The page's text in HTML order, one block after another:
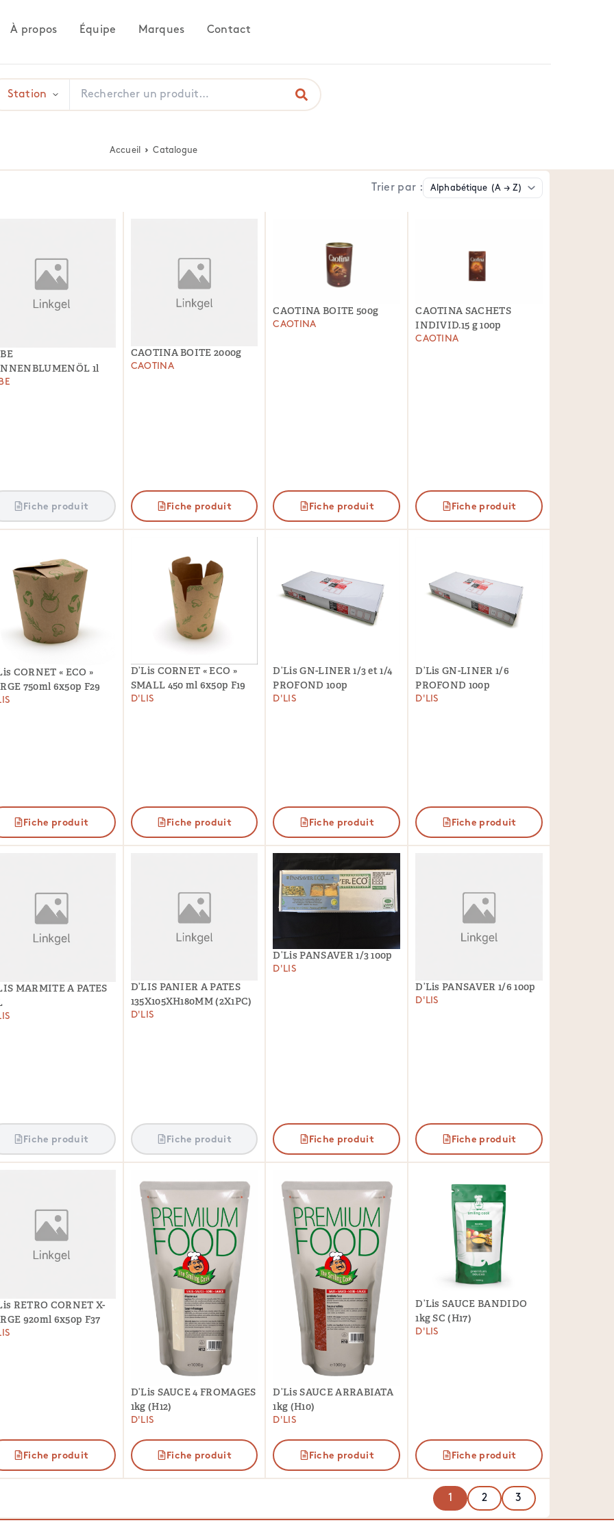
À propos Équipe Marques Contact
Accueil Catalogue
Trier par :
1l
Fiche produit
CAOTINA BOITE 2000g
CAOTINA
Fiche produit
CAOTINA BOITE 500g
CAOTINA
Fiche produit
CAOTINA SACHETS
INDIVID.15 g 100p
CAOTINA
Fiche produit
CORNET « ECO »
750ml 6x50p F29
Fiche produit
D’Lis CORNET « ECO »
SMALL 450 ml 6x50p F19
D'LIS
Fiche produit
D’Lis GN-LINER 1/3 et 1/4
PROFOND 100p
D'LIS
Fiche produit
D’Lis GN-LINER 1/6
PROFOND 100p
D'LIS
Fiche produit
MARMITE A PATES
Fiche produit
D’LIS PANIER A PATES
135X105XH180MM (2X1PC)
D'LIS
Fiche produit
D’Lis PANSAVER 1/3 100p
D'LIS
Fiche produit
D’Lis PANSAVER 1/6 100p
D'LIS
Fiche produit
RETRO CORNET X-
920ml 6x50p F37
Fiche produit
D’Lis SAUCE 4 FROMAGES
1kg (H12)
D'LIS
Fiche produit
D’Lis SAUCE ARRABIATA
1kg (H10)
D'LIS
Fiche produit
D’Lis SAUCE BANDIDO
1kg SC (H17)
D'LIS
Fiche produit
1 2 3